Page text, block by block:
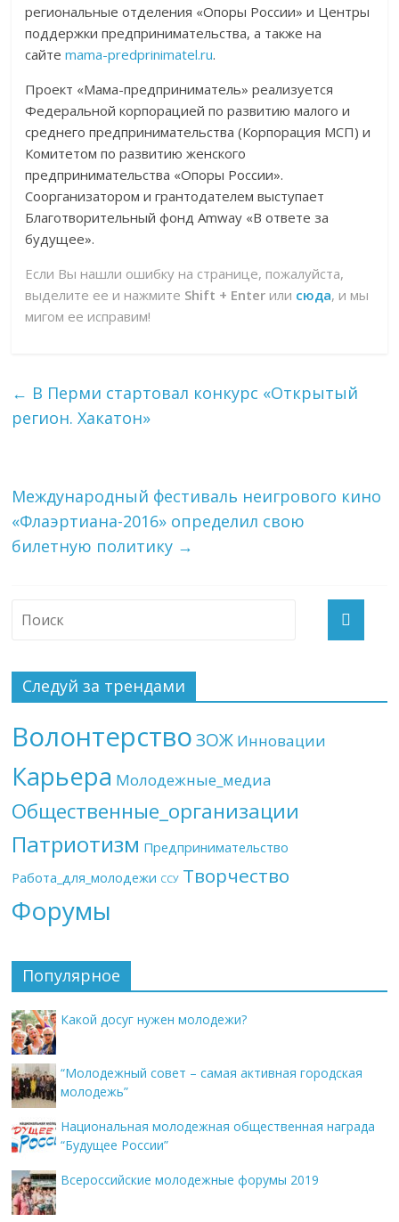
региональные отделения «Опоры России» и Центры
поддержки предпринимательства, а также на
сайтеmama-predprinimatel.ru.
Проект «Мама-предприниматель» реализуется
Федеральной корпорацией по развитию малого и
среднего предпринимательства (Корпорация МСП) и
Комитетом по развитию женского
предпринимательства «Опоры России».
Соорганизатором и грантодателем выступает
Благотворительный фонд Amway «В ответе за
будущее».
Если Вы нашли ошибку на странице, пожалуйста,
выделите ее и нажмите Shift + Enter или сюда, и мы
мигом ее исправим!
← В Перми стартовал конкурс «Открытый
регион. Хакатон»
Международный фестиваль неигрового кино
«Флаэртиана-2016» определил свою
билетную политику →
Следуй за трендами
Волонтерство ЗОЖ Инновации
Карьера Молодежные_медиа
Общественные_организации
Патриотизм Предпринимательство
Работа_для_молодежи ССУ Творчество
Форумы
Популярное
Какой досуг нужен молодежи?
“Молодежный совет – самая активная городская
молодежь”
Национальная молодежная общественная награда
“Будущее России”
Всероссийские молодежные форумы 2019